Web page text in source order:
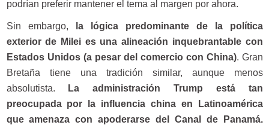
podrían preferir mantener el tema al margen por ahora.
Sin embargo,
la lógica predominante de la política
exterior de Milei es una alineación inquebrantable con
Estados Unidos (a pesar del comercio con China). Gran
Bretaña tiene una tradición similar, aunque menos
absolutista.
La administración Trump está tan
preocupada por la influencia china en Latinoamérica
que amenaza con apoderarse del Canal de Panamá.